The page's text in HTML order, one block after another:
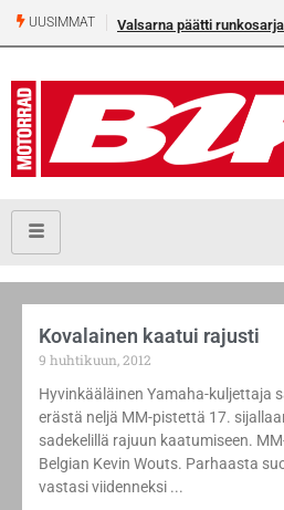
UUSIMMAT Valsarna päätti
Kovalainen kaatui rajusti
9 huhtikuun, 2012
Hyvinkääläinen Yamaha-kuljettaja
erästä neljä MM-pistettä 17.
sadekelillä rajuun kaatumiseen.
Belgian Kevin Wouts. Parhaasta
vastasi viidenneksi